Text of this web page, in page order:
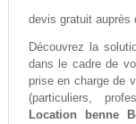
devis gratuit auprès
Découvrez la
dans le cadre de
prise en charge de
(particuliers,
Location benne